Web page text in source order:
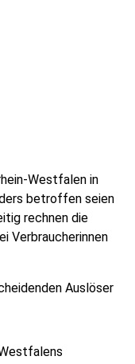
Westfalen in
betroffen seien
rechnen die
Verbraucherinnen
Auslöser